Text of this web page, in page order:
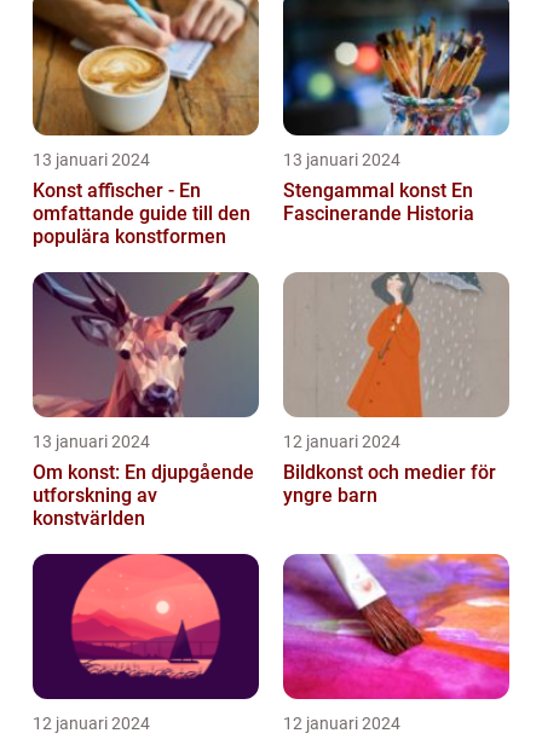
13 januari 2024
Konst affischer - En
omfattande guide till den
populära konstformen
13 januari 2024
Stengammal konst En
Fascinerande Historia
13 januari 2024
Om konst: En djupgående
utforskning av
konstvärlden
12 januari 2024
Bildkonst och medier för
yngre barn
12 januari 2024 12 januari 2024